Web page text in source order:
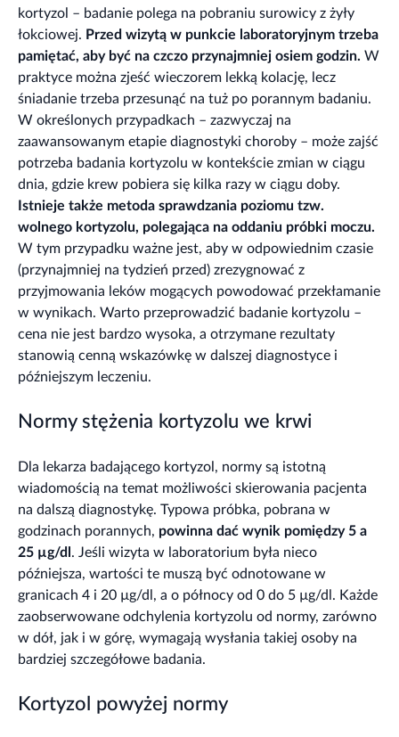
kortyzol – badanie polega na pobraniu surowicy z żyły
łokciowej. Przed wizytą w punkcie laboratoryjnym trzeba
pamiętać, aby być na czczo przynajmniej osiem godzin. W
praktyce można zjeść wieczorem lekką kolację, lecz
śniadanie trzeba przesunąć na tuż po porannym badaniu.
W określonych przypadkach – zazwyczaj na
zaawansowanym etapie diagnostyki choroby – może zajść
potrzeba badania kortyzolu w kontekście zmian w ciągu
dnia, gdzie krew pobiera się kilka razy w ciągu doby.
Istnieje także metoda sprawdzania poziomu tzw.
wolnego kortyzolu, polegająca na oddaniu próbki moczu.
W tym przypadku ważne jest, aby w odpowiednim czasie
(przynajmniej na tydzień przed) zrezygnować z
przyjmowania leków mogących powodować przekłamanie
w wynikach. Warto przeprowadzić badanie kortyzolu –
cena nie jest bardzo wysoka, a otrzymane rezultaty
stanowią cenną wskazówkę w dalszej diagnostyce i
późniejszym leczeniu.
Normy stężenia kortyzolu we krwi
Dla lekarza badającego kortyzol, normy są istotną
wiadomością na temat możliwości skierowania pacjenta
na dalszą diagnostykę. Typowa próbka, pobrana w
godzinach porannych, powinna dać wynik pomiędzy 5 a
25 µg/dl . Jeśli wizyta w laboratorium była nieco
późniejsza, wartości te muszą być odnotowane w
granicach 4 i 20 µg/dl, a o północy od 0 do 5 µg/dl. Każde
zaobserwowane odchylenia kortyzolu od normy, zarówno
w dół, jak i w górę, wymagają wysłania takiej osoby na
bardziej szczegółowe badania.
Kortyzol powyżej normy